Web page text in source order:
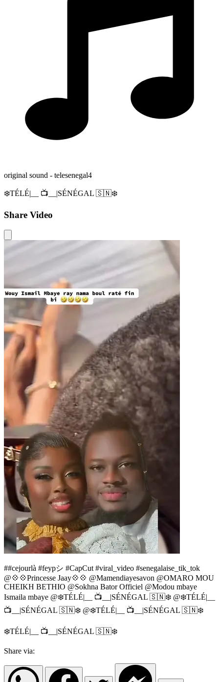
original sound - telesenegal4
❄️TÉLÉ|__ 📺__|SÉNÉGAL 🇸🇳❄️
Share Video
##cejourlà #feypシ #CapCut #viral_video #senegalaise_tik_tok
@💠💠Princesse Jaay💠💠 @Mamendiayesavon @OMARO MOU
CHEIKH BETHIO @Sokhna Bator Officiel @Modou mbaye
Ismaila mbaye @❄️TÉLÉ|__ 📺__|SÉNÉGAL 🇸🇳❄️ @❄️TÉLÉ|__
📺__|SÉNÉGAL 🇸🇳❄️ @❄️TÉLÉ|__ 📺__|SÉNÉGAL 🇸🇳❄️
❄️TÉLÉ|__ 📺__|SÉNÉGAL 🇸🇳❄️
Share via: